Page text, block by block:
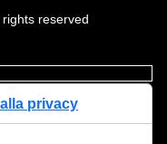
reserved
privacy